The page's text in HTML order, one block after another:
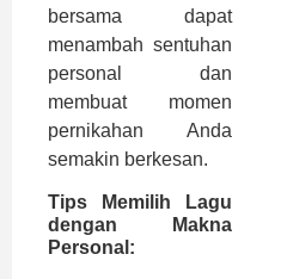
bersama dapat
menambah sentuhan
personal dan
membuat momen
pernikahan Anda
semakin berkesan.
Tips Memilih Lagu
dengan Makna
Personal: